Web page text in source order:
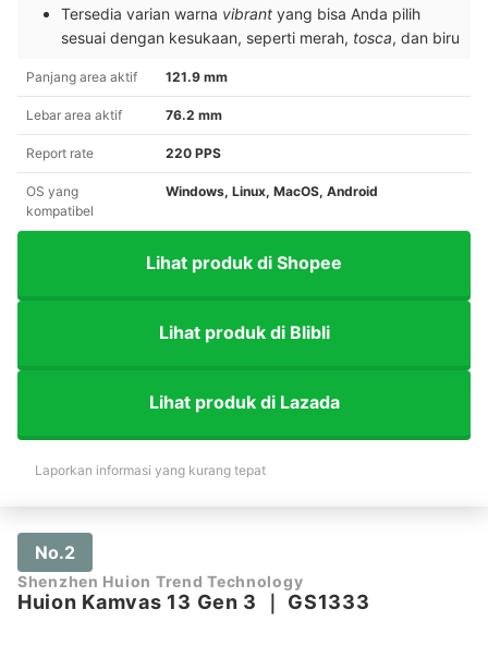
Tersedia varian warna vibrant yang bisa Anda pilih
sesuai dengan kesukaan, seperti merah, tosca, dan biru
Panjang area aktif 121.9 mm
Lebar area aktif 76.2 mm
Report rate 220 PPS
OS yang
kompatibel
Windows, Linux, MacOS, Android
Lihat produk di Shopee
Lihat produk di Blibli
Lihat produk di Lazada
Laporkan informasi yang kurang tepat
No.2
Shenzhen Huion Trend Technology
Huion Kamvas 13 Gen 3 ｜ GS1333